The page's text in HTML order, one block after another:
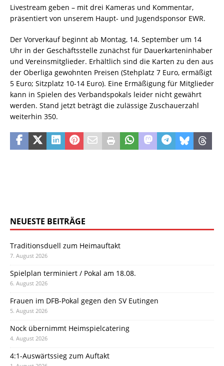
Livestream geben – mit drei Kameras und Kommentar,
präsentiert von unserem Haupt- und Jugendsponsor EWR.
Der Vorverkauf beginnt ab Montag, 14. September um 14
Uhr in der Geschäftsstelle zunächst für Dauerkarteninhaber
und Vereinsmitglieder. Erhältlich sind die Karten zu den aus
der Oberliga gewohnten Preisen (Stehplatz 7 Euro, ermäßigt
5 Euro; Sitzplatz 10-14 Euro). Eine Ermäßigung für Mitglieder
kann in Spielen des Verbandspokals leider nicht gewährt
werden. Stand jetzt beträgt die zulässige Zuschauerzahl
weiterhin 350.
NEUESTE BEITRÄGE
Traditionsduell zum Heimauftakt
7. August 2026
Spielplan terminiert / Pokal am 18.08.
6. August 2026
Frauen im DFB-Pokal gegen den SV Eutingen
5. August 2026
Nock übernimmt Heimspielcatering
4. August 2026
4:1-Auswärtssieg zum Auftakt